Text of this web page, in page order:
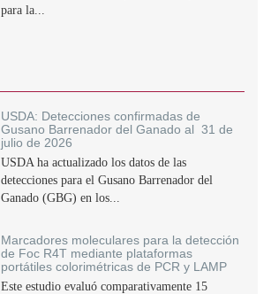
para la...
USDA: Detecciones confirmadas de
Gusano Barrenador del Ganado al 31 de
julio de 2026
USDA ha actualizado los datos de las
detecciones para el Gusano Barrenador del
Ganado (GBG) en los...
Marcadores moleculares para la detección
de Foc R4T mediante plataformas
portátiles colorimétricas de PCR y LAMP
Este estudio evaluó comparativamente 15